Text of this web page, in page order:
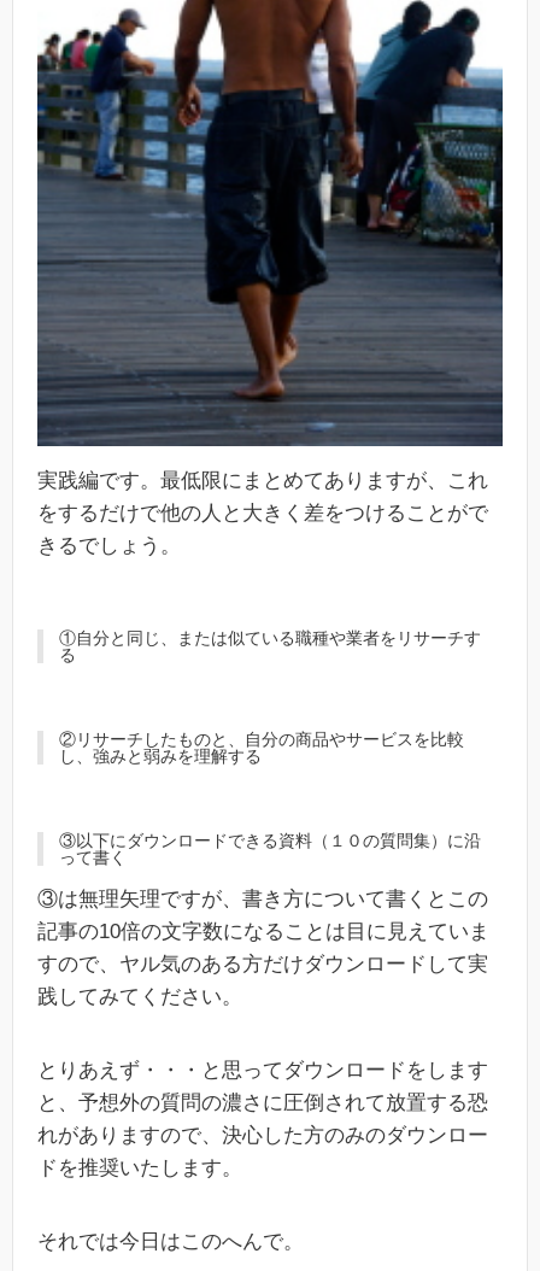
実践編です。最低限にまとめてありますが、これ
をするだけで他の人と大きく差をつけることがで
きるでしょう。
①自分と同じ、または似ている職種や業者をリサーチす
る
②リサーチしたものと、自分の商品やサービスを比較
し、強みと弱みを理解する
③以下にダウンロードできる資料（１０の質問集）に沿
って書く
③は無理矢理ですが、書き方について書くとこの
記事の10倍の文字数になることは目に見えていま
すので、ヤル気のある方だけダウンロードして実
践してみてください。
とりあえず・・・と思ってダウンロードをします
と、予想外の質問の濃さに圧倒されて放置する恐
れがありますので、決心した方のみのダウンロー
ドを推奨いたします。
それでは今日はこのへんで。